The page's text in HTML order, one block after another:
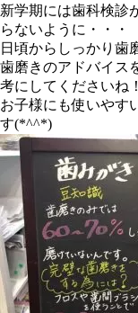
新学期には歯科検診
らないように・・・
日頃からしっかり歯
歯磨きのアドバイス
考にしてくださいね
お子様にも使いやす
す(*^^*)